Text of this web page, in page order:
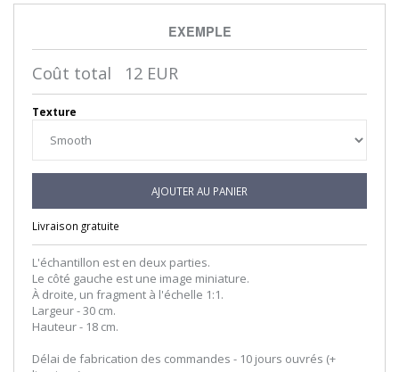
EXEMPLE
Coût total 12 EUR
Texture
AJOUTER AU PANIER
Livraison gratuite
L'échantillon est en deux parties.
Le côté gauche est une image miniature.
À droite, un fragment à l'échelle 1:1.
Largeur - 30 cm.
Hauteur - 18 cm.
Délai de fabrication des commandes - 10 jours ouvrés (+